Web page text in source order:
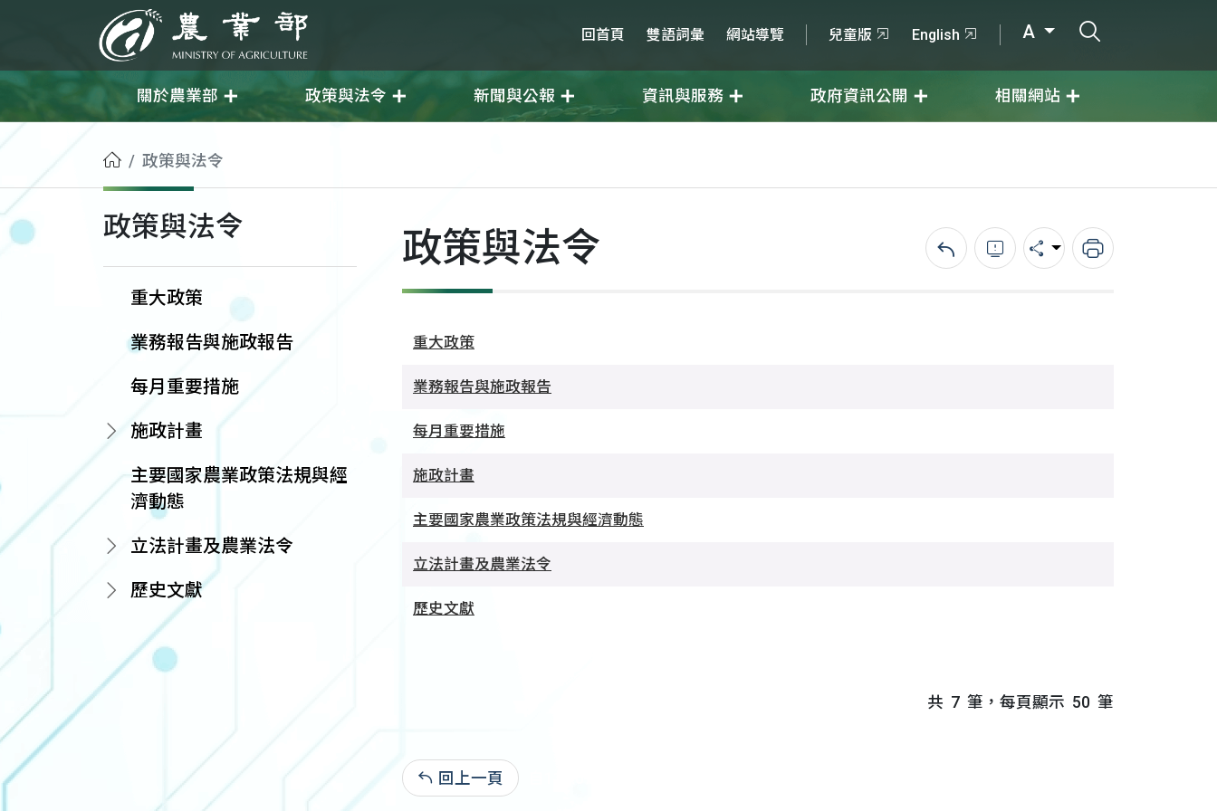
農業部 回首頁 雙語詞彙 網站導覽 兒童版 English A
關於農業部 政策與法令 新聞與公報 資訊與服務 政府資訊公開 相關網站
首頁政策與法令
政策與法令
重大政策
業務報告與施政報告
每月重要措施
施政計畫
主要國家農業政策法規與經
濟動態
立法計畫及農業法令
歷史文獻
政策與法令 回上一頁錯誤回報分享 列印
重大政策
業務報告與施政報告
每月重要措施
施政計畫
主要國家農業政策法規與經濟動態
立法計畫及農業法令
歷史文獻
共 7 筆，每頁顯示 50 筆
回上一頁